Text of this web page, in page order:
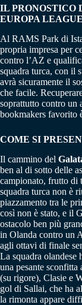
IL PRONOSTICO
EUROPA LEAGUE
Al RAMS Park di
propria impresa per
contro l’AZ e
squadra turca, con il
avrà sicuramente il
che facile.
soprattutto contro un
bookmakers favorito
COME SI
Il cammino del
ben al di sotto delle
campionato, frutto di
squadra turca non è
piazzamento tra le
così non è stato, e il
ostacolo ben più
in Olanda contro un
agli ottavi di finale
La squadra olandese
una pesante
(su rigore), Clasie e
gol di Sallai, che ha
la rimonta appare